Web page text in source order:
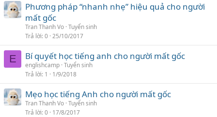
Phương pháp “nhanh nhẹ” hiệu quả cho người
mất gốc
Tran Thanh Vo Tuyển sinh
Trả lời 0 25/10/2017
E Bí quyết học tiếng anh cho người mất gốc
englishcamp Tuyển sinh
Trả lời 1 1/9/2018
Mẹo học tiếng Anh cho người mất gốc
Tran Thanh Vo Tuyển sinh
Trả lời 0 17/8/2017